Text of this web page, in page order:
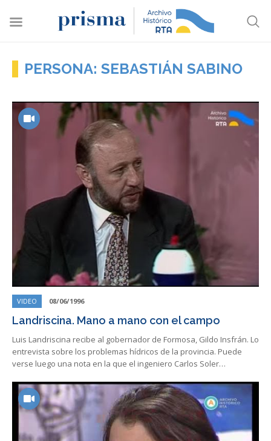
PERSONA: SEBASTIÁN SABINO
VIDEO 08/06/1996
Landriscina. Mano a mano con el campo
Luis Landriscina recibe al gobernador de Formosa, Gildo Insfrán. Lo
entrevista sobre los problemas hídricos de la provincia. Puede
verse luego una nota en la que el ingeniero Carlos Soler…